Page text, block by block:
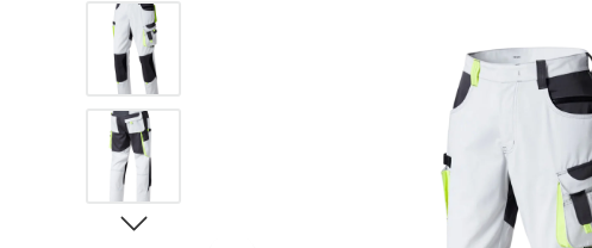
Ignorer la galerie d'images